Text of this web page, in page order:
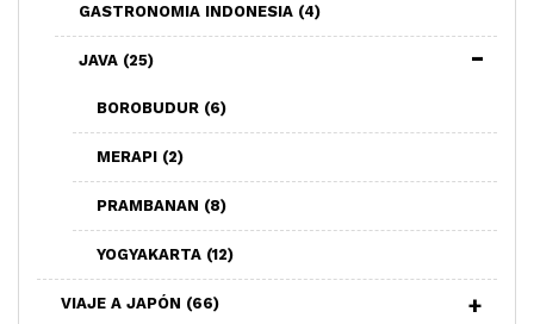
GASTRONOMIA INDONESIA (4)
JAVA (25)
BOROBUDUR (6)
MERAPI (2)
PRAMBANAN (8)
YOGYAKARTA (12)
VIAJE A JAPÓN (66)